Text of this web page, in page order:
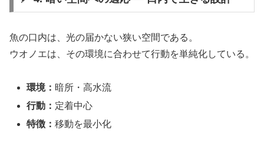
魚の口内は、光の届かない狭い空間である。
ウオノエは、その環境に合わせて行動を単純化している。
環境： 暗所・高水流
行動： 定着中心
特徴：移動を最小化